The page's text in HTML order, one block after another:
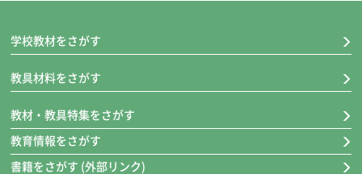
学校教材をさがす
教具材料をさがす
教材・教具特集をさがす
教育情報をさがす
書籍をさがす (外部リンク)